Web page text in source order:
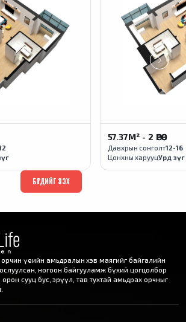
57.37М² - 2 ӨРӨӨ
Давхрын сонголт12-16
Цонхны харууцУрд зүг
БҮГДИЙГ ҮЗЭХ
орчин үеийн амьдралын хэв маягийг байгалийн
ногоон байгууламж бүхий цогцолбор
орон сууц бус, эрүүл, тав тухтай амьдрах орчныг